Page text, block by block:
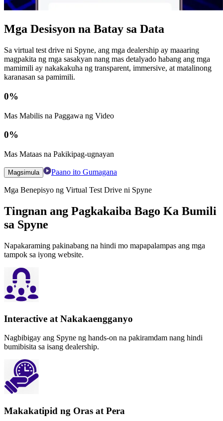
Mga Desisyon na Batay sa Data
Sa virtual test drive ni Spyne, ang mga dealership ay maaaring
magpakita ng mga sasakyan nang mas detalyado habang ang mga
mamimili ay nakakakuha ng transparent, immersive, at matalinong
karanasan sa pamimili.
0%
Mas Mabilis na Paggawa ng Video
0%
Mas Mataas na Pakikipag-ugnayan
Magsimula Paano ito Gumagana
Mga Benepisyo ng Virtual Test Drive ni Spyne
Tingnan ang Pagkakaiba Bago Ka Bumili
sa Spyne
Napakaraming pakinabang na hindi mo mapapalampas ang mga
tampok sa iyong website.
Interactive at Nakakaengganyo
Nagbibigay ang Spyne ng hands-on na pakiramdam nang hindi
bumibisita sa isang dealership.
Makakatipid ng Oras at Pera